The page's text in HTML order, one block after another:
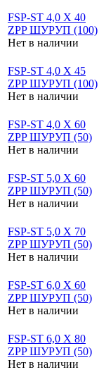
FSP-ST 4,0 X 40
ZPP ШУРУП (100)
Нет в наличии
FSP-ST 4,0 X 45
ZPP ШУРУП (100)
Нет в наличии
FSP-ST 4,0 X 60
ZPP ШУРУП (50)
Нет в наличии
FSP-ST 5,0 X 60
ZPP ШУРУП (50)
Нет в наличии
FSP-ST 5,0 X 70
ZPP ШУРУП (50)
Нет в наличии
FSP-ST 6,0 X 60
ZPP ШУРУП (50)
Нет в наличии
FSP-ST 6,0 X 80
ZPP ШУРУП (50)
Нет в наличии